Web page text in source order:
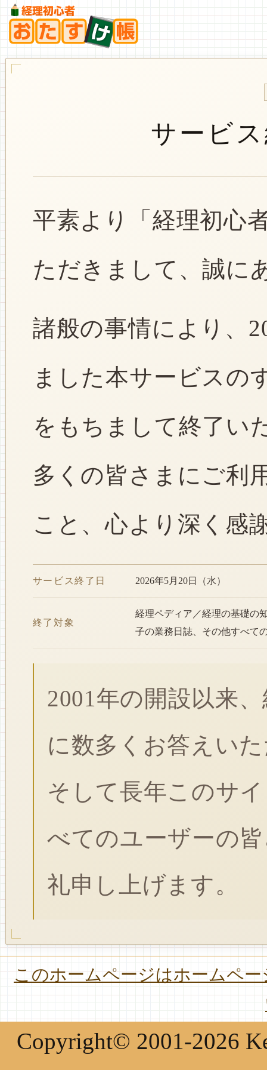
サービ
平素より「経理初心
ただきまして、誠に
諸般の事情により、
ました本サービスの
をもちまして終了い
多くの皆さまにご利
こと、心より深く感
サービス終了日 2026年5月20日（水）
終了対象
経理ペディア／経理の基礎の
子の業務日誌、その他すべて
2001年の開設以来
に数多くお答えい
そして長年このサ
べてのユーザーの
礼申し上げます。
このホームページはホームペ
Copyright© 2001-2026